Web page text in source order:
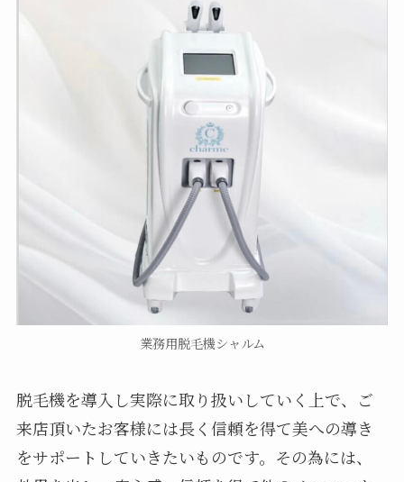
業務用脱毛機シャルム
脱毛機を導入し実際に取り扱いしていく上で、ご
来店頂いたお客様には長く信頼を得て美への導き
をサポートしていきたいものです。その為には、